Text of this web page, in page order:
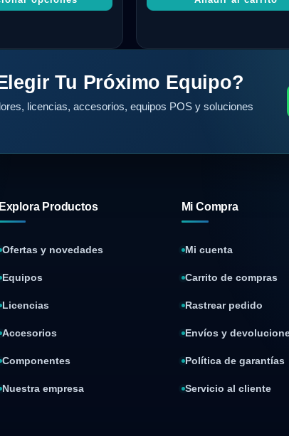
Tu Próximo Equipo?
licencias, accesorios, equipos POS y soluciones
Explora Productos
Ofertas y novedades
Equipos
Licencias
Accesorios
Componentes
Nuestra empresa
Mi Compra
Mi cuenta
Carrito de compras
Rastrear pedido
Envíos y
Política de garantías
Servicio al cliente